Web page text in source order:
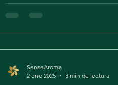
herramienta poderosa para las...
SenseAroma
2 ene 2025
3 min de lectura